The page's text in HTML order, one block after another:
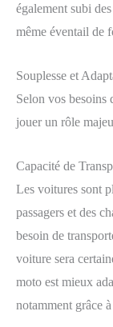
également subi
même éventail de
Souplesse et
Selon vos besoins
jouer un rôle
Capacité de
Les voitures sont
passagers et des
besoin de
voiture sera
moto est mieux
notamment grâce